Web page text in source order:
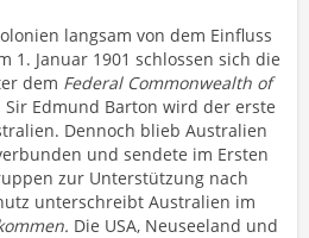
langsam von dem Einfluss
1. Januar 1901 schlossen sich die
dem Federal Commonwealth of
Edmund Barton wird der erste
Dennoch blieb Australien
und sendete im Ersten
zur Unterstützung nach
unterschreibt Australien im
Die USA, Neuseeland und